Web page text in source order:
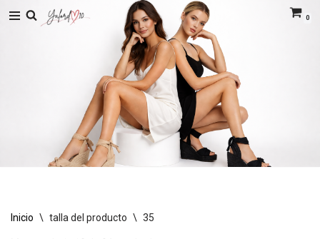
0
Inicio \ talla del producto \ 35